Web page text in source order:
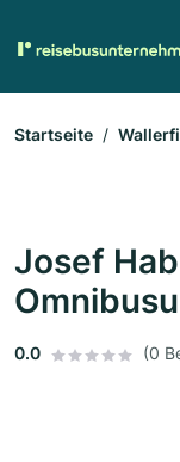
Startseite
Josef
0.0 (0